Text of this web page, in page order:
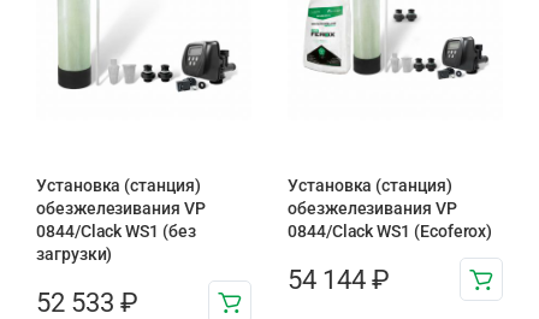
Установка (станция)
обезжелезивания VP
0844/Clack WS1 (без
загрузки)
52 533 ₽
Установка (станция)
обезжелезивания VP
0844/Clack WS1 (Ecoferox)
54 144 ₽